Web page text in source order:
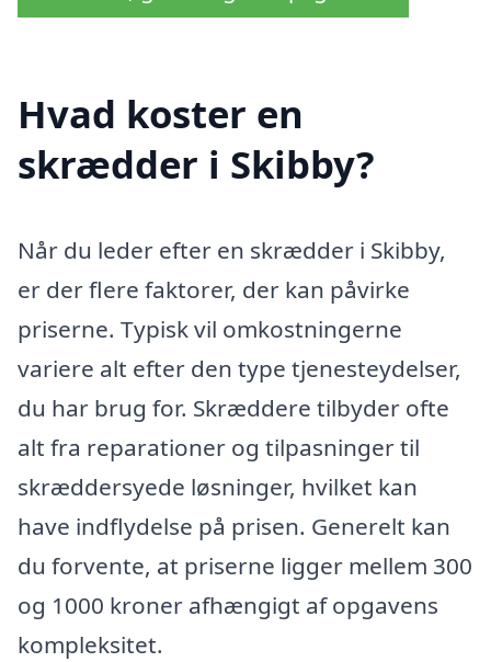
Hvad koster en
skrædder i Skibby?
Når du leder efter en skrædder i Skibby,
er der flere faktorer, der kan påvirke
priserne. Typisk vil omkostningerne
variere alt efter den type tjenesteydelser,
du har brug for. Skræddere tilbyder ofte
alt fra reparationer og tilpasninger til
skræddersyede løsninger, hvilket kan
have indflydelse på prisen. Generelt kan
du forvente, at priserne ligger mellem 300
og 1000 kroner afhængigt af opgavens
kompleksitet.